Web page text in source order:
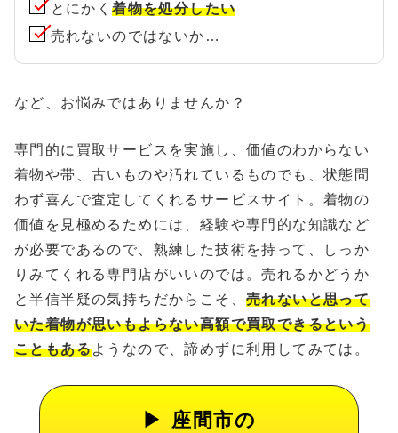
とにかく着物を処分したい
売れないのではないか…
など、お悩みではありませんか？
専門的に買取サービスを実施し、価値のわからない
着物や帯、古いものや汚れているものでも、状態問
わず喜んで査定してくれるサービスサイト。着物の
価値を見極めるためには、経験や専門的な知識など
が必要であるので、熟練した技術を持って、しっか
りみてくれる専門店がいいのでは。売れるかどうか
と半信半疑の気持ちだからこそ、 売れないと思って
いた着物が思いもよらない高額で買取できるという
こともあるようなので、諦めずに利用してみては。
座間市の